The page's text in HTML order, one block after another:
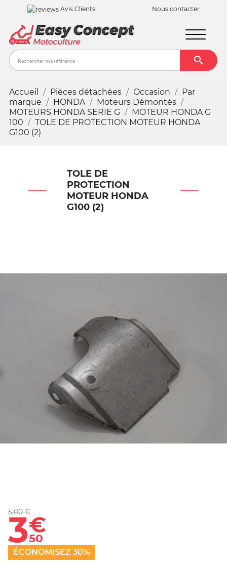
Avis Clients Nous contacter

Accueil Pièces détachées Occasion
Par
marque
HONDA
Moteurs Démontés
MOTEURS HONDA SERIE G
MOTEUR HONDA G
100
TOLE DE PROTECTION MOTEUR HONDA
G100 (2)
TOLE DE
PROTECTION
MOTEUR HONDA
G100 (2)
5,00 €
3€
50
ÉCONOMISEZ 30%